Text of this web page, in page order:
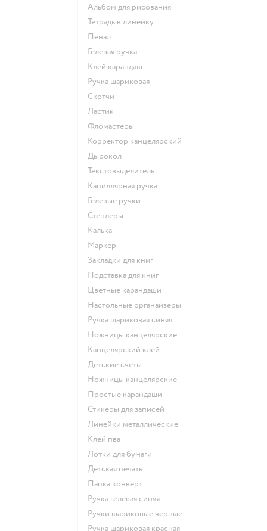
Альбом для рисования
Тетрадь в линейку
Пенал
Гелевая ручка
Клей карандаш
Ручка шариковая
Скотчи
Ластик
Фломастеры
Корректор канцелярский
Дырокол
Текстовыделитель
Капиллярная ручка
Гелевые ручки
Степлеры
Калька
Маркер
Закладки для книг
Подставка для книг
Цветные карандаши
Настольные органайзеры
Ручка шариковая синяя
Ножницы канцелярские
Канцелярский клей
Детские счеты
Ножницы канцелярские
Простые карандаши
Стикеры для записей
Линейки металлические
Клей пва
Лотки для бумаги
Детская печать
Папка конверт
Ручка гелевая синяя
Ручки шариковые черные
Ручка шариковая красная